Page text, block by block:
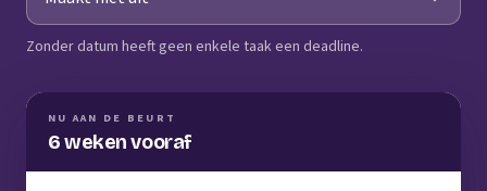
Zonder datum heeft geen enkele taak een deadline.
NU AAN DE BEURT
6 weken vooraf